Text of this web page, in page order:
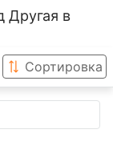
Другая в
Сортировка